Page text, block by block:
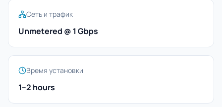
Сеть и трафик
Unmetered @ 1 Gbps
Время установки
1–2 hours